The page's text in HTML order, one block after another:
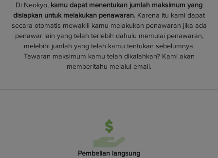
Di Neokyo, kamu dapat menentukan jumlah maksimum yang
disiapkan untuk melakukan penawaran. Karena itu kami dapat
secara otomatis mewakili kamu melakukan penawaran jika ada
penawar lain yang telah terlebih dahulu memulai penawaran,
melebihi jumlah yang telah kamu tentukan sebelumnya.
Tawaran maksimum kamu telah dikalahkan? Kami akan
memberitahu melalui email.
Pembelian langsung